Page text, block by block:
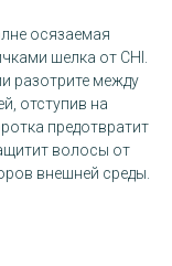
осязаемая
шелка от CHI.
разотрите между
отступив на
предотвратит
волосы от
внешней среды.